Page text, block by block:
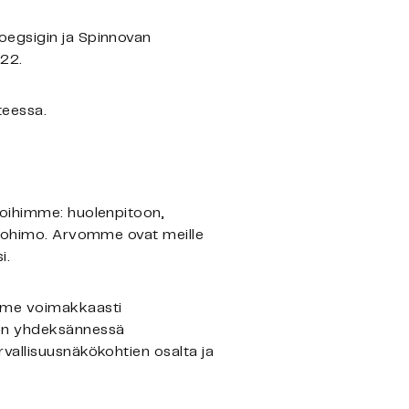
ja Spinnovan
huolenpitoon,
Arvomme ovat meille
voimakkaasti
yhdeksännessä
osalta ja